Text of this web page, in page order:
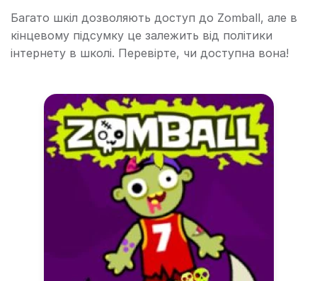
Багато шкіл дозволяють доступ до Zomball, але в
кінцевому підсумку це залежить від політики
інтернету в школі. Перевірте, чи доступна вона!